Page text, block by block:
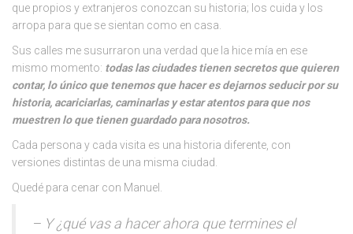
que propios y extranjeros conozcan su historia; los cuida y los
arropa para que se sientan como en casa.
Sus calles me susurraron una verdad que la hice mía en ese
mismo momento: todas las ciudades tienen secretos que quieren
contar, lo único que tenemos que hacer es dejarnos seducir por su
historia, acariciarlas, caminarlas y estar atentos para que nos
muestren lo que tienen guardado para nosotros.
Cada persona y cada visita es una historia diferente, con
versiones distintas de una misma ciudad.
Quedé para cenar con Manuel.
– Y ¿qué vas a hacer ahora que termines el